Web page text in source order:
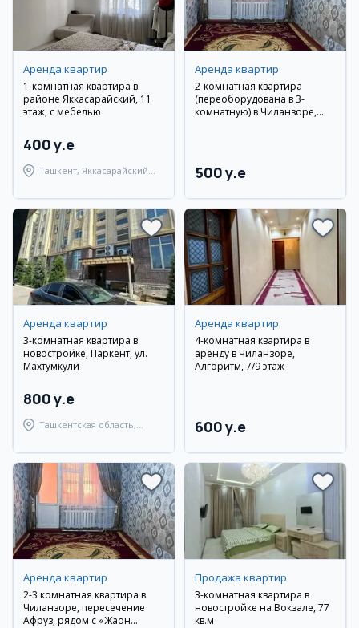
Аренда квартир
1-комнатная квартира в
районе Яккасарайский, 11
этаж, с мебелью
400 y.e
Ташкент, Яккасарайский
Аренда квартир
2-комнатная квартира
(переоборудована в 3-
комнатную) в Чиланзоре,
500 y.e
Аренда квартир
3-комнатная квартира в
новостройке, Паркент, ул.
Махтумкули
800 y.e
Ташкентская область,
Аренда квартир
4-комнатная квартира в
аренду в Чиланзоре,
Алгоритм, 7/9 этаж
600 y.e
Аренда квартир
2-3 комнатная квартира в
Чиланзоре, пересечение
Афруз, рядом с «Жаҳон
Продажа квартир
3-комнатная квартира в
новостройке на Вокзале, 77
кв.м